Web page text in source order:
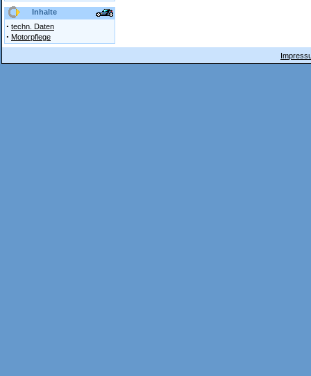
Inhalte
· techn. Daten
· Motorpflege